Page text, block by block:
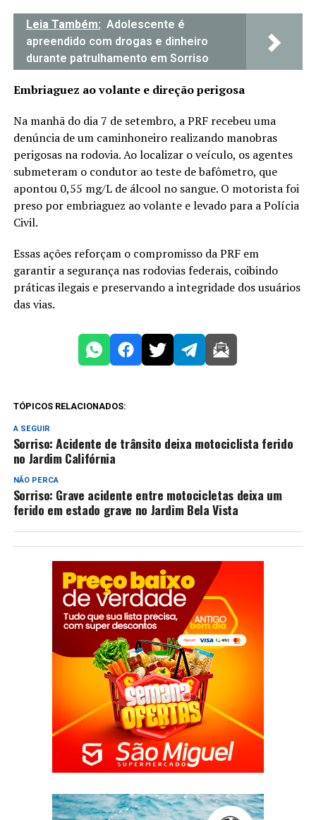
Leia Também: Adolescente é
apreendido com drogas e dinheiro
durante patrulhamento em Sorriso
Embriaguez ao volante e direção perigosa
Na manhã do dia 7 de setembro, a PRF recebeu uma
denúncia de um caminhoneiro realizando manobras
perigosas na rodovia. Ao localizar o veículo, os agentes
submeteram o condutor ao teste de bafômetro, que
apontou 0,55 mg/L de álcool no sangue. O motorista foi
preso por embriaguez ao volante e levado para a Polícia
Civil.
Essas ações reforçam o compromisso da PRF em
garantir a segurança nas rodovias federais, coibindo
práticas ilegais e preservando a integridade dos usuários
das vias.
TÓPICOS RELACIONADOS:
A SEGUIR
Sorriso: Acidente de trânsito deixa motociclista ferido
no Jardim Califórnia
NÃO PERCA
Sorriso: Grave acidente entre motocicletas deixa um
ferido em estado grave no Jardim Bela Vista